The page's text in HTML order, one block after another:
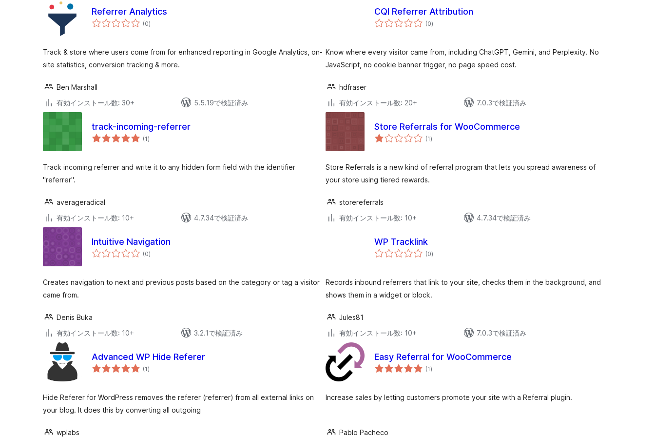
Referrer Analytics
(0個
の)
Track & store where users come from for enhanced reporting in Google Analytics, on-
site statistics, conversion tracking & more.
Ben Marshall
有効インストール数: 30+
5.5.19で検証済み
CQI Referrer Attribution
(0個
の)
Know where every visitor came from, including ChatGPT, Gemini, and Perplexity. No
JavaScript, no cookie banner trigger, no page speed cost.
hdfraser
有効インストール数: 20+
7.0.3で検証済み
track-incoming-referrer
(1個
の)
Track incoming referrer and write it to any hidden form field with the identifier
"referrer".
averageradical
有効インストール数: 10+
4.7.34で検証済み
Store Referrals for WooCommerce
(1個
の)
Store Referrals is a new kind of referral program that lets you spread awareness of
your store using tiered rewards.
storereferrals
有効インストール数: 10+
4.7.34で検証済み
Intuitive Navigation
(0個
の)
Creates navigation to next and previous posts based on the category or tag a visitor
came from.
Denis Buka
有効インストール数: 10+
3.2.1で検証済み
WP Tracklink
(0個
の)
Records inbound referrers that link to your site, checks them in the background, and
shows them in a widget or block.
Jules81
有効インストール数: 10+
7.0.3で検証済み
Advanced WP Hide Referer
(1個
の)
Hide Referer for WordPress removes the referer (referrer) from all external links on
your blog. It does this by converting all outgoing
wplabs
Easy Referral for WooCommerce
(1個
の)
Increase sales by letting customers promote your site with a Referral plugin.
Pablo Pacheco